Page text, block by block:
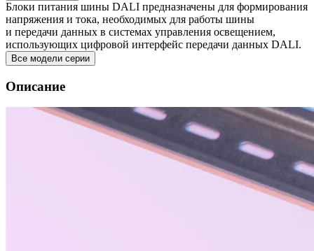
Блоки питания шины DALI предназначены для формирования
напряжения и тока, необходимых для работы шины
и передачи данных в системах управления освещением,
использующих цифровой интерфейс передачи данных DALI.
Все модели серии
Описание